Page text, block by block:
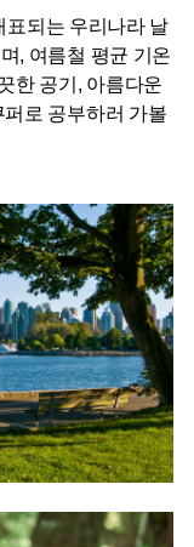
표되는 우리나라 날
, 여름철 평균 기온
한 공기, 아름다운
로 공부하러 가볼